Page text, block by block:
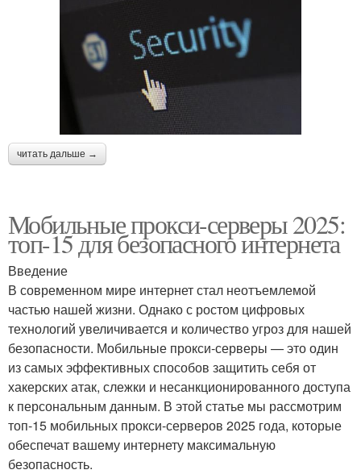
читать дальше →
Мобильные прокси-серверы 2025:
топ-15 для безопасного интернета
Введение
В современном мире интернет стал неотъемлемой
частью нашей жизни. Однако с ростом цифровых
технологий увеличивается и количество угроз для нашей
безопасности. Мобильные прокси-серверы — это один
из самых эффективных способов защитить себя от
хакерских атак, слежки и несанкционированного доступа
к персональным данным. В этой статье мы рассмотрим
топ-15 мобильных прокси-серверов 2025 года, которые
обеспечат вашему интернету максимальную
безопасность.